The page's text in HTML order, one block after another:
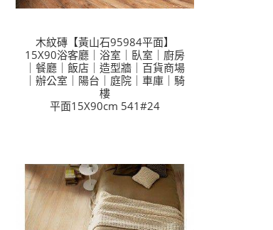
木紋磚【黃山石95984平面】
15X90浴客廳｜浴室｜臥室｜廚房
｜餐廳｜飯店｜造型牆｜百貨商場
｜辦公室｜陽台｜庭院｜車庫｜騎
樓
平面15X90cm 541#24